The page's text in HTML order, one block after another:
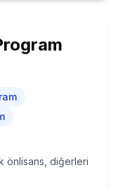
önlisans, diğerleri